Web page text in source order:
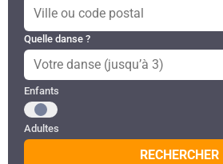
Quelle danse ?
Public recherché
Enfants
Adultes
RECHERCHER